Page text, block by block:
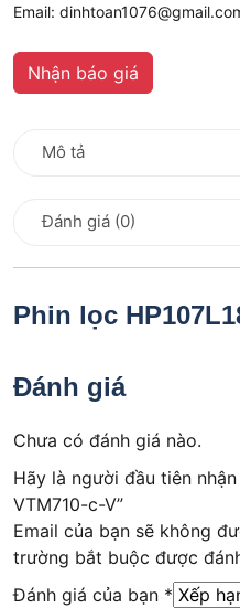
Email:
Nhận báo giá
Mô tả
Đánh giá (0)
Phin lọc
Đánh giá
Chưa có đánh giá nào.
Hãy là người đầu tiên
VTM710-c-V”
Email của bạn sẽ không
trường bắt buộc được
Đánh giá của bạn *